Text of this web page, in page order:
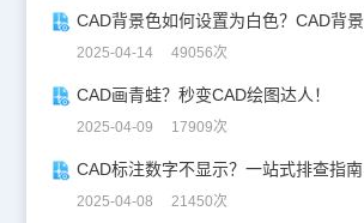
2025-04-14 49056次
CAD画青蛙？秒变CAD绘图达人！
2025-04-09 17909次
CAD标注数字不显示？一站式排查指南
2025-04-08 21450次